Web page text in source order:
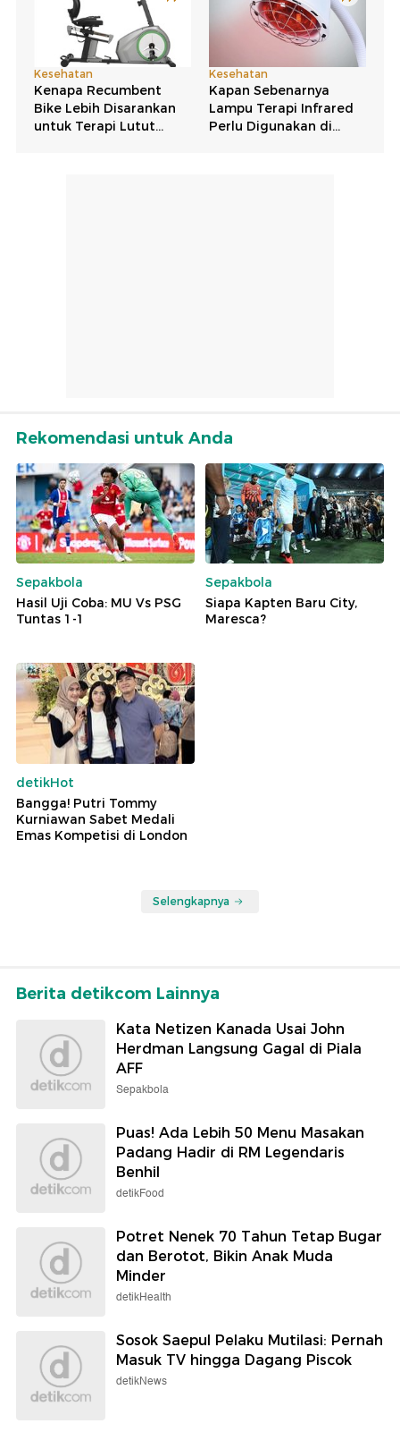
Rekomendasi untuk Anda
Sepakbola
Hasil Uji Coba: MU Vs PSG
Tuntas 1-1
Sepakbola
Siapa Kapten Baru City,
Maresca?
detikHot
Bangga! Putri Tommy
Kurniawan Sabet Medali
Emas Kompetisi di London
Selengkapnya
Berita detikcom Lainnya
Kata Netizen Kanada Usai John
Herdman Langsung Gagal di Piala
AFF
Sepakbola
Puas! Ada Lebih 50 Menu Masakan
Padang Hadir di RM Legendaris
Benhil
detikFood
Potret Nenek 70 Tahun Tetap Bugar
dan Berotot, Bikin Anak Muda
Minder
detikHealth
Sosok Saepul Pelaku Mutilasi: Pernah
Masuk TV hingga Dagang Piscok
detikNews